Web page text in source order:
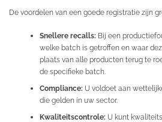
De voordelen van een goede registratie zijn
Snellere recalls:Bij een
welke batch is getroffen en waar
plaats van alle producten terug te
de specifieke batch.
Compliance:U voldoet aan
die gelden in uw sector.
Kwaliteitscontrole:U kunt